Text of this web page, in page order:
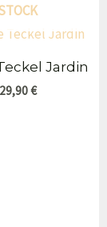
Jardin
29,90€